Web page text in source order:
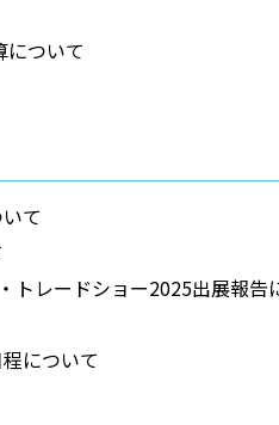
ついて
て
トレードショー2025出展報告
について